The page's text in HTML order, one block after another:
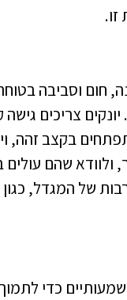
חום וסביבה
צריכים
בקצב זהה,
שהם
של המגדל,
כדי